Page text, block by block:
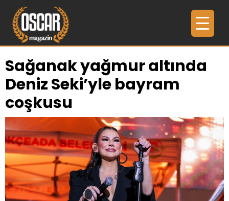
Sağanak yağmur altında
Deniz Seki’yle bayram
coşkusu